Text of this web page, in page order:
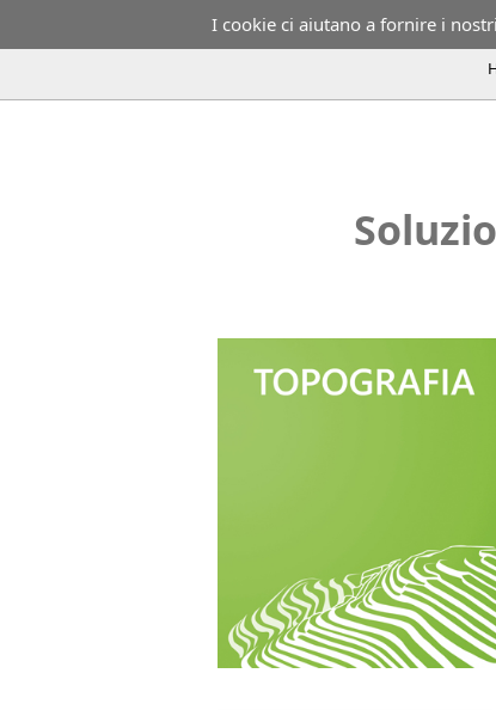
Software BIM per la topografia,
l'ingegneria civile, BIM per le
I cookie ci aiutano a fornire i